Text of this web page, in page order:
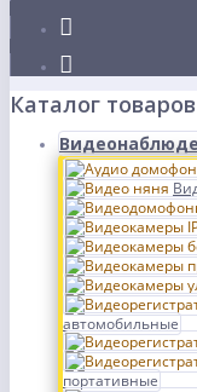
Каталог товаров
автомобильные
портативные